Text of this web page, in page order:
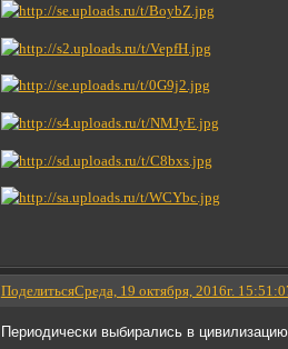
ПоделитьсяСреда, 19 октября, 2016г.
Периодически выбирались в